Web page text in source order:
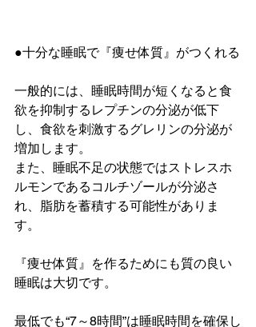
●十分な睡眠で『痩せ体質』がつくれる
一般的には、睡眠時間が短くなると食
欲を抑制するレプチンの分泌が低下
し、食欲を刺激するグレリンの分泌が
増加します。
また、睡眠不足の状態ではストレスホ
ルモンであるコルチゾールが分泌さ
れ、脂肪を蓄積する可能性がありま
す。
『痩せ体質』を作るためにも質の良い
睡眠は大切です。
最低でも“7～8時間”は睡眠時間を確保し